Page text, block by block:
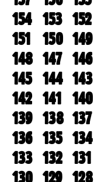
154 153 152
151
150 149
148 147 146
145 144 143
142 141 140
139 138 137
136 135 134
133 132 131
130 129 128